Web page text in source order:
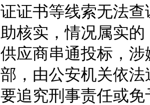
证证书等线索无法
助核实，情况属实
供应商串通投标，
部，由公安机关依
要追究刑事责任或